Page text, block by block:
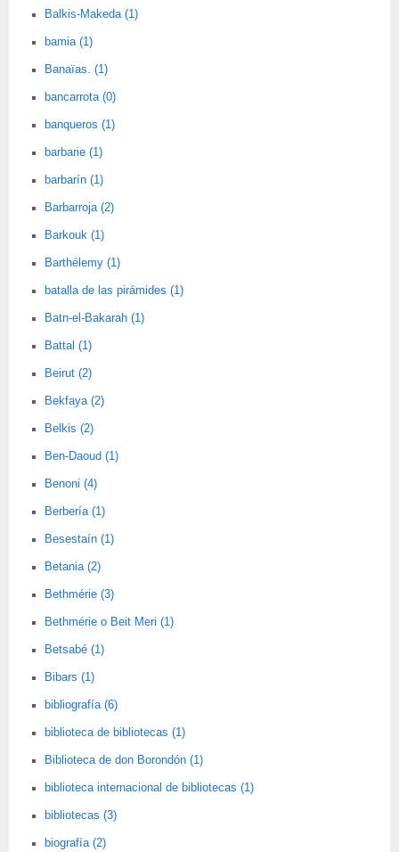
Balkis-Makeda (1)
bamia (1)
Banaïas. (1)
bancarrota (0)
banqueros (1)
barbarie (1)
barbarín (1)
Barbarroja (2)
Barkouk (1)
Barthélemy (1)
batalla de las pirámides (1)
Batn-el-Bakarah (1)
Battal (1)
Beirut (2)
Bekfaya (2)
Belkis (2)
Ben-Daoud (1)
Benoni (4)
Berbería (1)
Besestaín (1)
Betania (2)
Bethmérie (3)
Bethmérie o Beit Meri (1)
Betsabé (1)
Bibars (1)
bibliografía (6)
biblioteca de bibliotecas (1)
Biblioteca de don Borondón (1)
biblioteca internacional de bibliotecas (1)
bibliotecas (3)
biografía (2)